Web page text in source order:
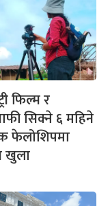
फिल्म र
सिक्ने ६ महिने
फेलोशिपमा
खुला